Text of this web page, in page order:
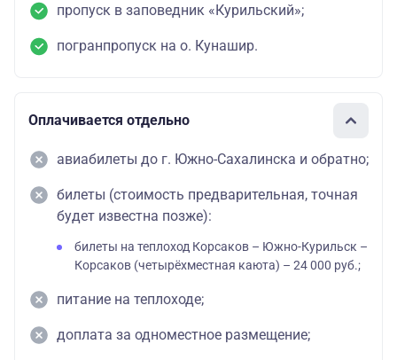
пропуск в заповедник «Курильский»;
погранпропуск на о. Кунашир.
Оплачивается отдельно
авиабилеты до г. Южно-Сахалинска и обратно;
билеты (стоимость предварительная, точная
будет известна позже):
билеты на теплоход Корсаков – Южно-Курильск –
Корсаков (четырёхместная каюта) – 24 000 руб.;
питание на теплоходе;
доплата за одноместное размещение;